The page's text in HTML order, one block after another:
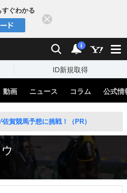
ぐわかる
検索 通知
i
ID新規取得
動画 ニュース コラム 公式情
賀競馬予想に挑戦！（PR）